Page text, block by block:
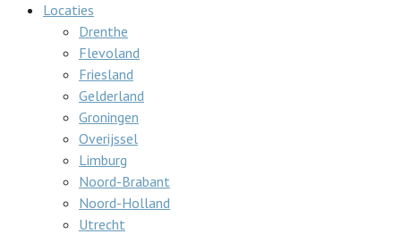
Locaties
Drenthe
Flevoland
Friesland
Gelderland
Groningen
Overijssel
Limburg
Noord-Brabant
Noord-Holland
Utrecht